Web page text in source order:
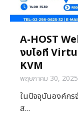
A-HOST
งบไอที
KVM
พฤษภาคม 30, 2025
ในปัจจุบันองค์กร
ส…